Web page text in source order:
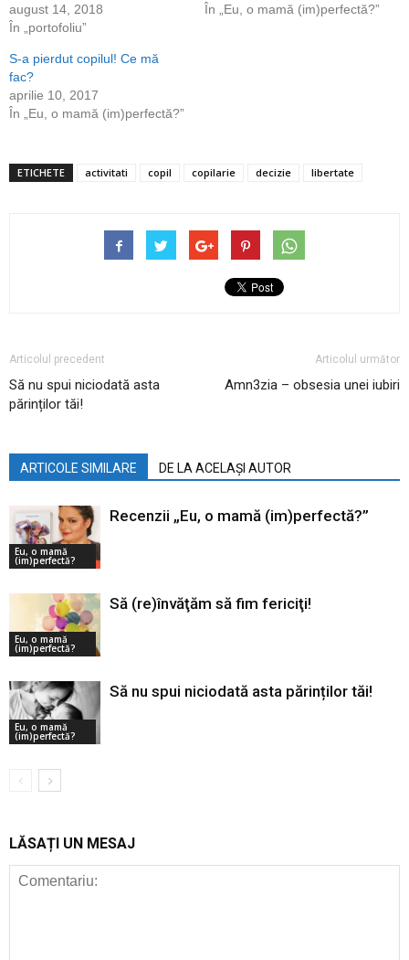
august 14, 2018
În „portofoliu”
În „Eu, o mamă (im)perfectă?”
S-a pierdut copilul! Ce mă
fac?
aprilie 10, 2017
În „Eu, o mamă (im)perfectă?”
ETICHETE activitati copil copilarie decizie libertate
Articolul precedent
Să nu spui niciodată asta
părinților tăi!
Articolul următor
Amn3zia – obsesia unei iubiri
ARTICOLE SIMILARE DE LA ACELAȘI AUTOR
Eu, o mamă
(im)perfectă?
Recenzii „Eu, o mamă (im)perfectă?”
Eu, o mamă
(im)perfectă?
Să (re)învăţăm să fim fericiţi!
Eu, o mamă
(im)perfectă?
Să nu spui niciodată asta părinților tăi!
LĂSAȚI UN MESAJ